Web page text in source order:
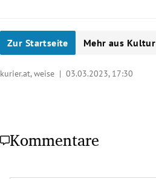
Zur Startseite Mehr aus Kultur
kurier.at, weise | 03.03.2023, 17:30
Kommentare